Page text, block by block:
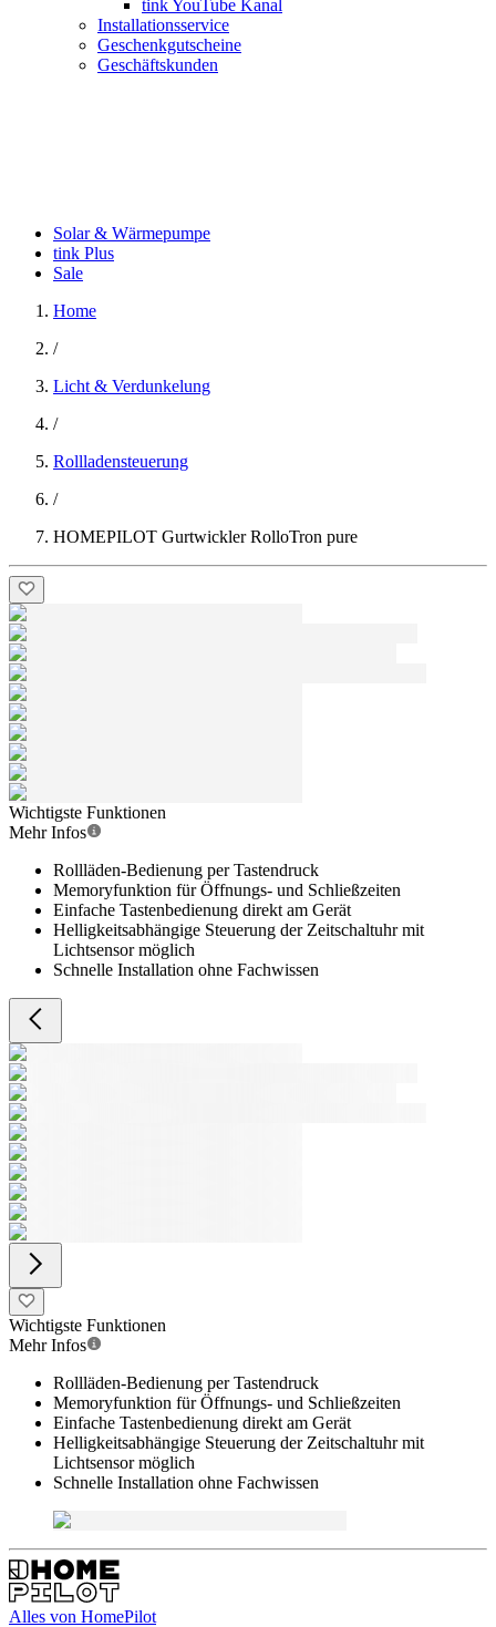
tink YouTube Kanal
Installationsservice
Geschenkgutscheine
Geschäftskunden
Solar & Wärmepumpe
tink Plus
Sale
Home
/
Licht & Verdunkelung
/
Rollladensteuerung
/
HOMEPILOT Gurtwickler RolloTron pure
Wichtigste Funktionen
Mehr Infos
Rollläden-Bedienung per Tastendruck
Memoryfunktion für Öffnungs- und Schließzeiten
Einfache Tastenbedienung direkt am Gerät
Helligkeitsabhängige Steuerung der Zeitschaltuhr mit
Lichtsensor möglich
Schnelle Installation ohne Fachwissen
Wichtigste Funktionen
Mehr Infos
Rollläden-Bedienung per Tastendruck
Memoryfunktion für Öffnungs- und Schließzeiten
Einfache Tastenbedienung direkt am Gerät
Helligkeitsabhängige Steuerung der Zeitschaltuhr mit
Lichtsensor möglich
Schnelle Installation ohne Fachwissen
Alles von HomePilot